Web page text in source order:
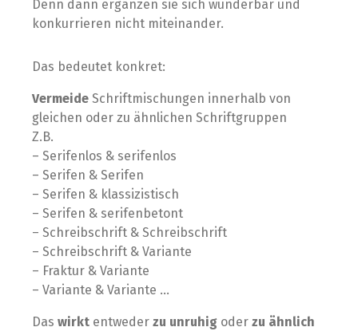
Denn dann ergänzen sie sich wunderbar und
konkurrieren nicht miteinander.⁣
Das bedeutet konkret:⁣
Vermeide Schriftmischungen innerhalb von
gleichen oder zu ähnlichen Schriftgruppen⁣
Z.B.⁣
– Serifenlos & serifenlos⁣
– Serifen & Serifen⁣
– Serifen & klassizistisch
– Serifen & serifenbetont
– Schreibschrift & Schreibschrift⁣
– Schreibschrift & Variante⁣
– Fraktur & Variante ⁣
– Variante & Variante …⁣
Das wirkt entweder zu unruhig oder zu ähnlich